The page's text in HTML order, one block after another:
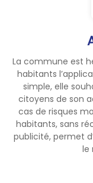
La commune est
habitants
simple, elle
citoyens de son
cas de risques
habitants, sans
publicité, permet
le